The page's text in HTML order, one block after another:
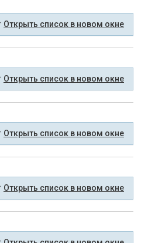
Открыть список в новом окне
Открыть список в новом окне
Открыть список в новом окне
Открыть список в новом окне